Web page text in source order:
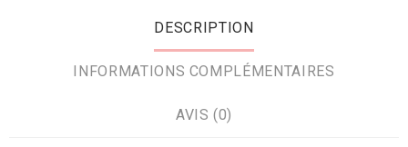
DESCRIPTION
INFORMATIONS COMPLÉMENTAIRES
AVIS (0)